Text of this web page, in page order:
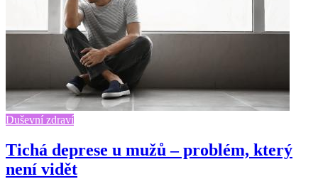
Duševní zdraví
Tichá deprese u mužů – problém, který
není vidět